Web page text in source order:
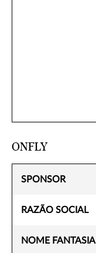
ONFLY
SPONSOR
RAZÃO SOCIAL
NOME FANTASIA